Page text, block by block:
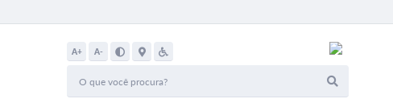
A+ A-